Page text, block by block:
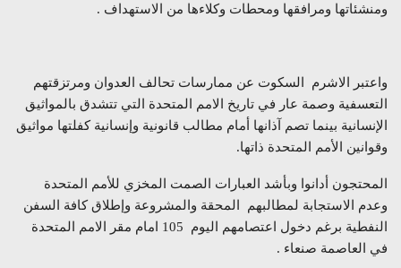
ومنشئاتها ومرافقها ومحطات وكلاءها من الاستهداف .
واعتبر الاشرم السكوت عن ممارسات تحالف العدوان ومرتزقتهم
التعسفية وصمة عار في تاريخ الامم المتحدة التي تتشدق بالمواثيق
الإنسانية بينما تصم آذانها أمام مطالب قانونية وإنسانية كفلتها مواثيق
وقوانين الأمم المتحدة ذاتها.
المحتجون أدانوا وبأشد العبارات الصمت المخزي للأمم المتحدة
وعدم الاستجابة لمطالبهم المحقة والمشروعة وإطلاق كافة السفن
النفطية برغم دخول اعتصامهم اليوم 105 امام مقر الامم المتحدة
في العاصمة صنعاء .